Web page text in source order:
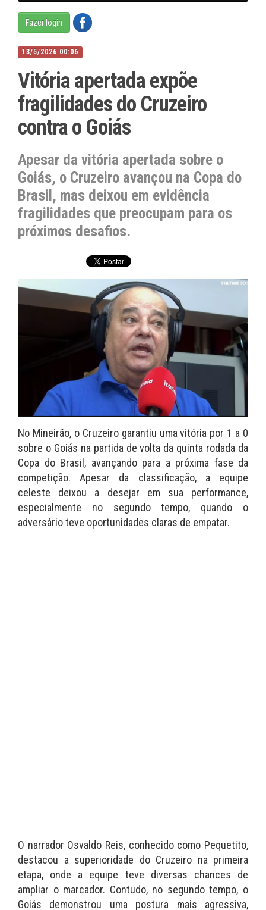
Fazer login
13/5/2026 00:06
Vitória apertada expõe
fragilidades do Cruzeiro
contra o Goiás
Apesar da vitória apertada sobre o
Goiás, o Cruzeiro avançou na Copa do
Brasil, mas deixou em evidência
fragilidades que preocupam para os
próximos desafios.
No Mineirão, o Cruzeiro garantiu uma vitória por 1 a 0
sobre o Goiás na partida de volta da quinta rodada da
Copa do Brasil, avançando para a próxima fase da
competição. Apesar da classificação, a equipe
celeste deixou a desejar em sua performance,
especialmente no segundo tempo, quando o
adversário teve oportunidades claras de empatar.
O narrador Osvaldo Reis, conhecido como Pequetito,
destacou a superioridade do Cruzeiro na primeira
etapa, onde a equipe teve diversas chances de
ampliar o marcador. Contudo, no segundo tempo, o
Goiás demonstrou uma postura mais agressiva,